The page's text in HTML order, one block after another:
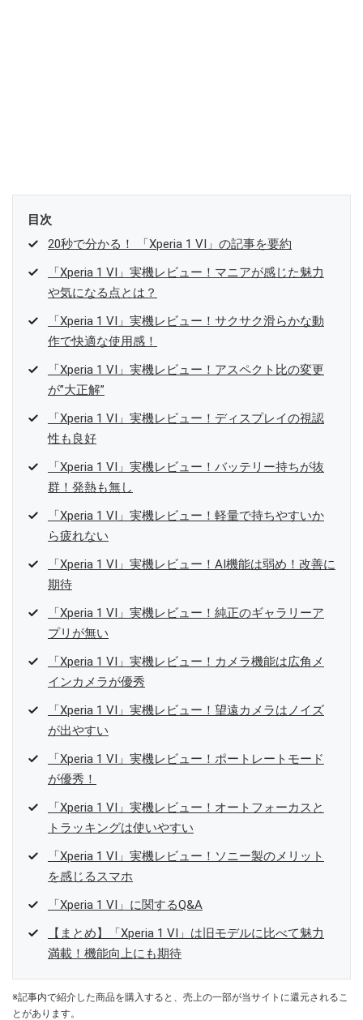
目次
20秒で分かる！ 「Xperia 1 VI」の記事を要約
「Xperia 1 VI」実機レビュー！マニアが感じた魅力
や気になる点とは？
「Xperia 1 VI」実機レビュー！サクサク滑らかな動
作で快適な使用感！
「Xperia 1 VI」実機レビュー！アスペクト比の変更
が”大正解”
「Xperia 1 VI」実機レビュー！ディスプレイの視認
性も良好
「Xperia 1 VI」実機レビュー！バッテリー持ちが抜
群！発熱も無し
「Xperia 1 VI」実機レビュー！軽量で持ちやすいか
ら疲れない
「Xperia 1 VI」実機レビュー！AI機能は弱め！改善に
期待
「Xperia 1 VI」実機レビュー！純正のギャラリーア
プリが無い
「Xperia 1 VI」実機レビュー！カメラ機能は広角メ
インカメラが優秀
「Xperia 1 VI」実機レビュー！望遠カメラはノイズ
が出やすい
「Xperia 1 VI」実機レビュー！ポートレートモード
が優秀！
「Xperia 1 VI」実機レビュー！オートフォーカスと
トラッキングは使いやすい
「Xperia 1 VI」実機レビュー！ソニー製のメリット
を感じるスマホ
「Xperia 1 VI」に関するQ&A
【まとめ】「Xperia 1 VI」は旧モデルに比べて魅力
満載！機能向上にも期待
※記事内で紹介した商品を購入すると、売上の一部が当サイトに還元されるこ
とがあります。